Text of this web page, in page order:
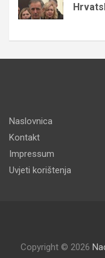
Naslovnica
Kontakt
Impressum
Uvjeti korištenja
Copyright © 2026